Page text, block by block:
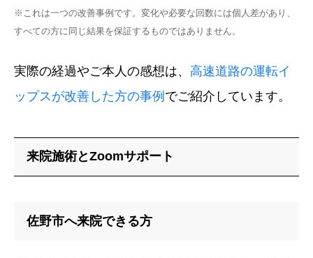
※これは一つの改善事例です。変化や必要な回数には個人差があり、
すべての方に同じ結果を保証するものではありません。
実際の経過やご本人の感想は、 高速道路の運転イ
ップスが改善した方の事例 でご紹介しています。
来院施術とZoomサポート
佐野市へ来院できる方